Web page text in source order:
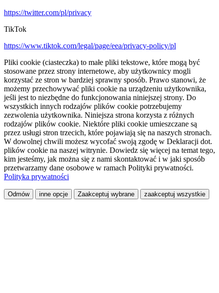
https://twitter.com/pl/privacy
TikTok
https://www.tiktok.com/legal/page/eea/privacy-policy/pl
Pliki cookie (ciasteczka) to małe pliki tekstowe, które mogą być
stosowane przez strony internetowe, aby użytkownicy mogli
korzystać ze stron w bardziej sprawny sposób. Prawo stanowi, że
możemy przechowywać pliki cookie na urządzeniu użytkownika,
jeśli jest to niezbędne do funkcjonowania niniejszej strony. Do
wszystkich innych rodzajów plików cookie potrzebujemy
zezwolenia użytkownika. Niniejsza strona korzysta z różnych
rodzajów plików cookie. Niektóre pliki cookie umieszczane są
przez usługi stron trzecich, które pojawiają się na naszych stronach.
W dowolnej chwili możesz wycofać swoją zgodę w Deklaracji dot.
plików cookie na naszej witrynie. Dowiedz się więcej na temat tego,
kim jesteśmy, jak można się z nami skontaktować i w jaki sposób
przetwarzamy dane osobowe w ramach Polityki prywatności.
Polityka prywatności
Odmów inne opcje Zaakceptuj wybrane zaakceptuj wszystkie